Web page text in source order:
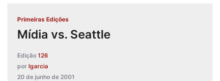
Primeiras Edições
Mídia vs. Seattle
Edição 126
por lgarcia
20 de junho de 2001